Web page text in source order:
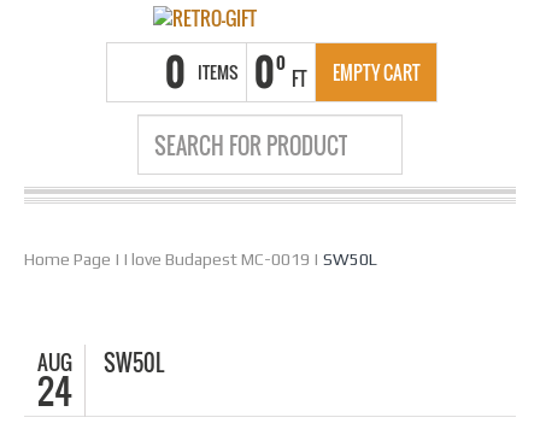
0 ITEMS 00
FT EMPTY CART
Home Page | I love Budapest MC-0019 | SW50L
AUG
24
SW50L